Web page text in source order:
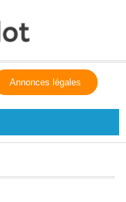
Annonces légales